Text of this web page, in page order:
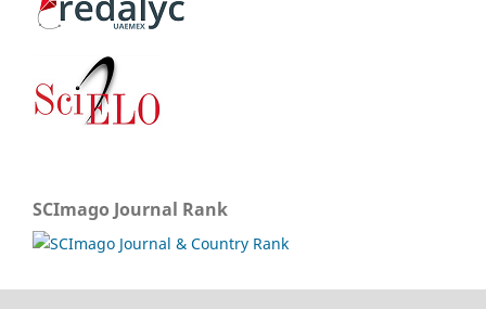
SCImago Journal Rank